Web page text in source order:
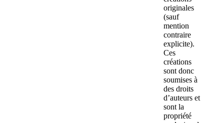
originales
(sauf
mention
contraire
explicite).
Ces
créations
sont donc
soumises à
des droits
d’auteurs et
sont la
propriété